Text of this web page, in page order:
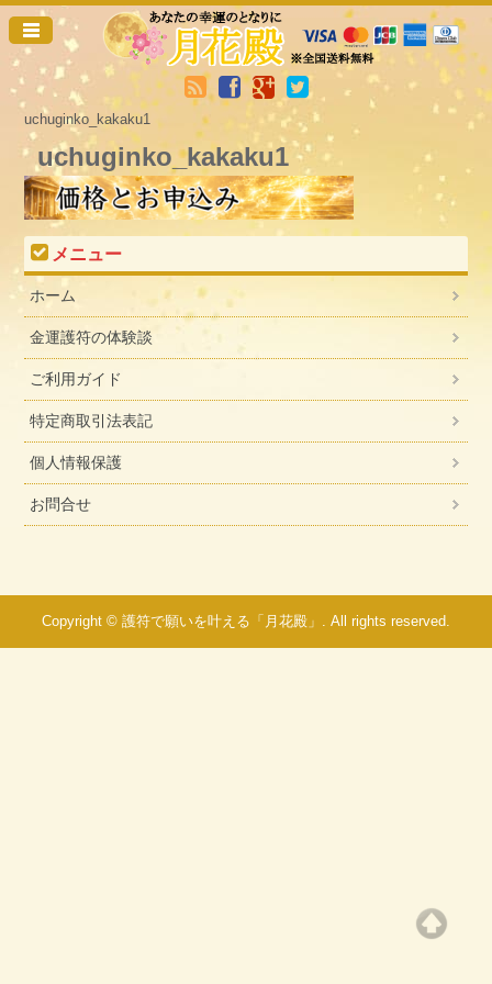
uchuginko_kakaku1
uchuginko_kakaku1
メニュー
ホーム
金運護符の体験談
ご利用ガイド
特定商取引法表記
個人情報保護
お問合せ
Copyright © 護符で願いを叶える「月花殿」. All rights reserved.